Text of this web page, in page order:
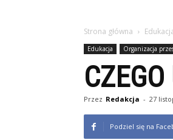
Strona główna
Edukacja Organizacja
Przez Redakcja - 27
Podziel się na